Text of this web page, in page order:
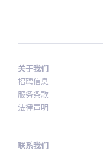
关于我们
招聘信息
服务条款
法律声明
联系我们